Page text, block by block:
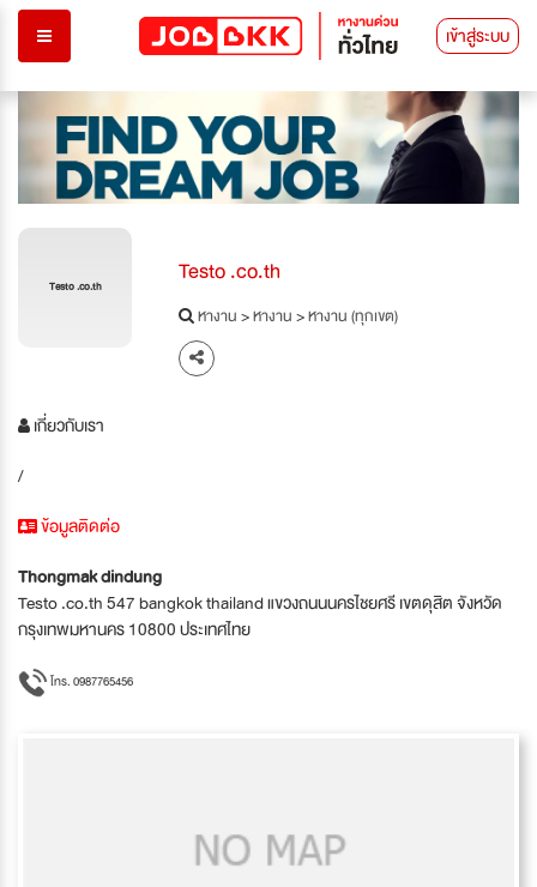
เข้าสู่ระบบ
Testo .co.th Testo .co.th
หางาน>หางาน>หางาน (ทุกเขต)
เกี่ยวกับเรา
/
ข้อมูลติดต่อ
Thongmak dindung
Testo .co.th 547 bangkok thailand แขวงถนนนครไชยศรี เขตดุสิต จังหวัด
กรุงเทพมหานคร 10800 ประเทศไทย
โทร. 0987765456